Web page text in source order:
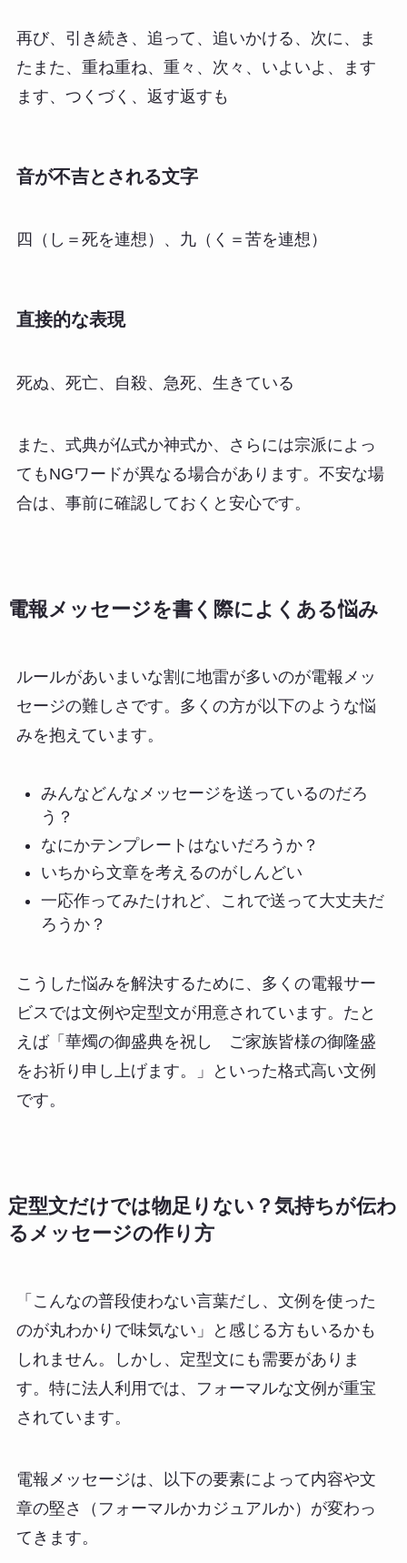
再び、引き続き、追って、追いかける、次に、ま
たまた、重ね重ね、重々、次々、いよいよ、ます
ます、つくづく、返す返すも
音が不吉とされる文字
四（し＝死を連想）、九（く＝苦を連想）
直接的な表現
死ぬ、死亡、自殺、急死、生きている
また、式典が仏式か神式か、さらには宗派によっ
てもNGワードが異なる場合があります。不安な場
合は、事前に確認しておくと安心です。
電報メッセージを書く際によくある悩み
ルールがあいまいな割に地雷が多いのが電報メッ
セージの難しさです。多くの方が以下のような悩
みを抱えています。
みんなどんなメッセージを送っているのだろ
う？
なにかテンプレートはないだろうか？
いちから文章を考えるのがしんどい
一応作ってみたけれど、これで送って大丈夫だ
ろうか？
こうした悩みを解決するために、多くの電報サー
ビスでは文例や定型文が用意されています。たと
えば「華燭の御盛典を祝し ご家族皆様の御隆盛
をお祈り申し上げます。」といった格式高い文例
です。
定型文だけでは物足りない？気持ちが伝わ
るメッセージの作り方
「こんなの普段使わない言葉だし、文例を使った
のが丸わかりで味気ない」と感じる方もいるかも
しれません。しかし、定型文にも需要がありま
す。特に法人利用では、フォーマルな文例が重宝
されています。
電報メッセージは、以下の要素によって内容や文
章の堅さ（フォーマルかカジュアルか）が変わっ
てきます。